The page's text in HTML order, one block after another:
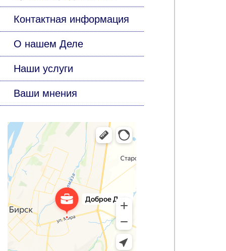
Контактная информация
О нашем Деле
Наши услуги
Ваши мнения